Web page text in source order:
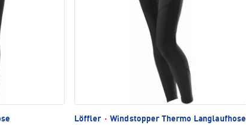
Löffler · Windstopper Thermo Langlaufhose